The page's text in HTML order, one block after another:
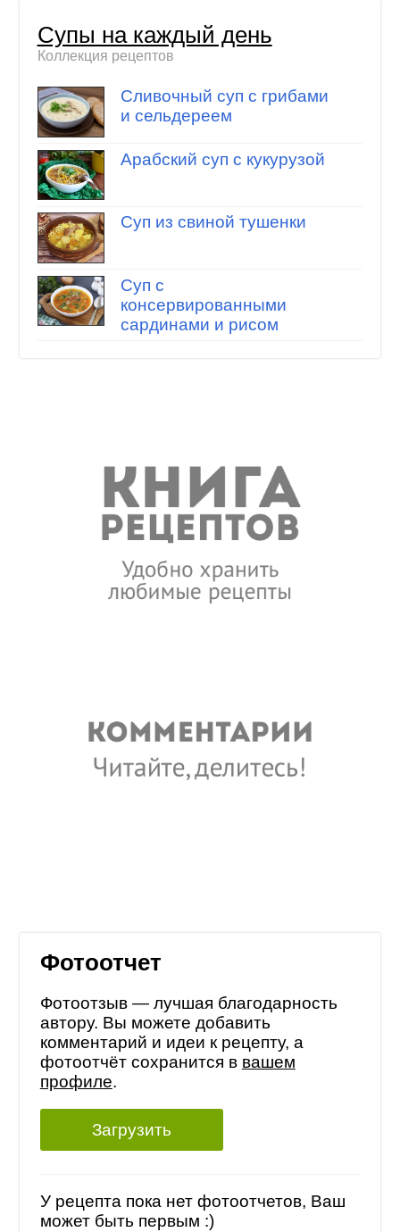
Супы на каждый день
Коллекция рецептов
Сливочный суп с грибами
и сельдереем
Арабский суп с кукурузой
Суп из свиной тушенки
Суп с
консервированными
сардинами и рисом
Фотоотчет
Фотоотзыв — лучшая благодарность
автору. Вы можете добавить
комментарий и идеи к рецепту, а
фотоотчёт сохранится в вашем
профиле.
Загрузить
У рецепта пока нет фотоотчетов, Ваш
может быть первым :)